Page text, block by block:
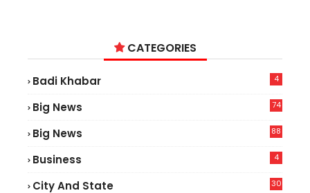
CATEGORIES
Badi Khabar 4
Big News
74
Big News
88
Business 4
City And State 30